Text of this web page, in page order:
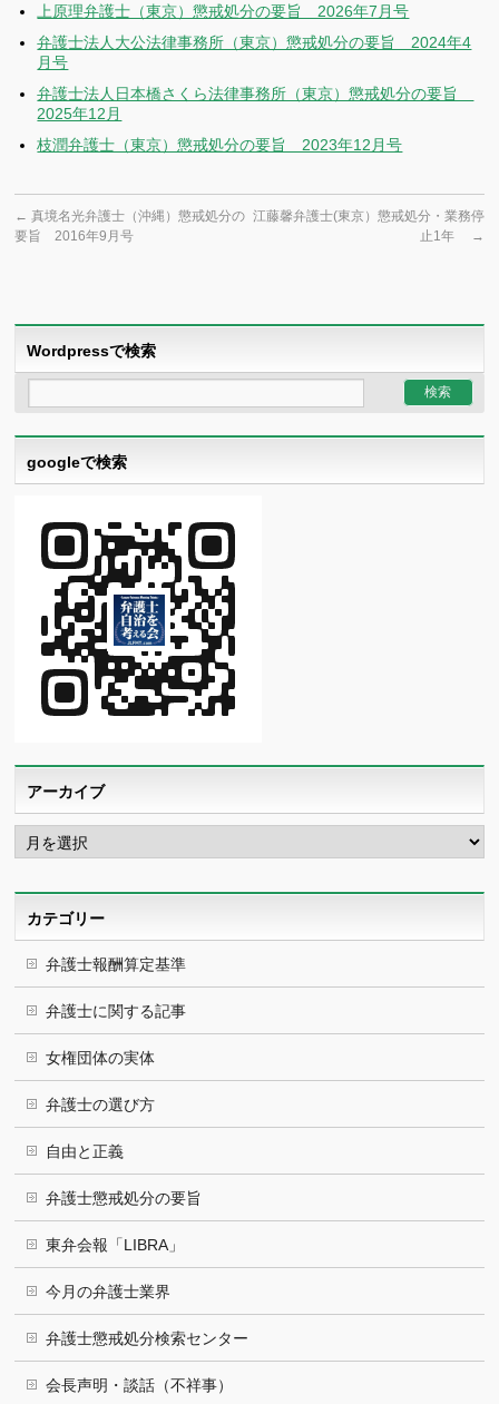
上原理弁護士（東京）懲戒処分の要旨 2026年7月号
弁護士法人大公法律事務所（東京）懲戒処分の要旨 2024年4
月号
弁護士法人日本橋さくら法律事務所（東京）懲戒処分の要旨
2025年12月
枝潤弁護士（東京）懲戒処分の要旨 2023年12月号
← 真境名光弁護士（沖縄）懲戒処分の
要旨 2016年9月号
江藤馨弁護士(東京）懲戒処分・業務停
止1年
→
Wordpressで検索
googleで検索
アーカイブ
ア
ー
カ
カテゴリー
弁護士報酬算定基準
弁護士に関する記事
女権団体の実体
弁護士の選び方
自由と正義
弁護士懲戒処分の要旨
東弁会報「LIBRA」
今月の弁護士業界
弁護士懲戒処分検索センター
会長声明・談話（不祥事）